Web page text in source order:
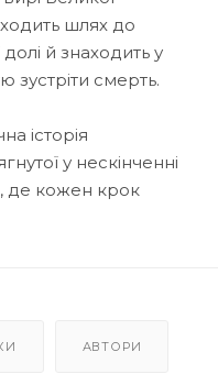
шлях до
й знаходить у
зустріти смерть.
історія
у нескінченні
де кожен крок
АВТОРИ